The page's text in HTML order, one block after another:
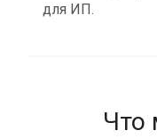
для ИП.
Что